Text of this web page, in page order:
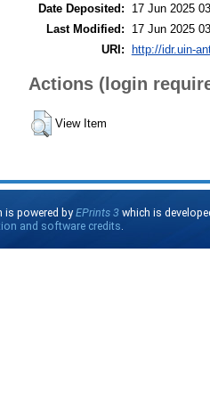
Date Deposited:
17 Jun 2025
Last Modified:
17 Jun 2025
URI: http://idr.uin-
Actions (login
View Item
is powered byEPrints 3 which is
and software credits.